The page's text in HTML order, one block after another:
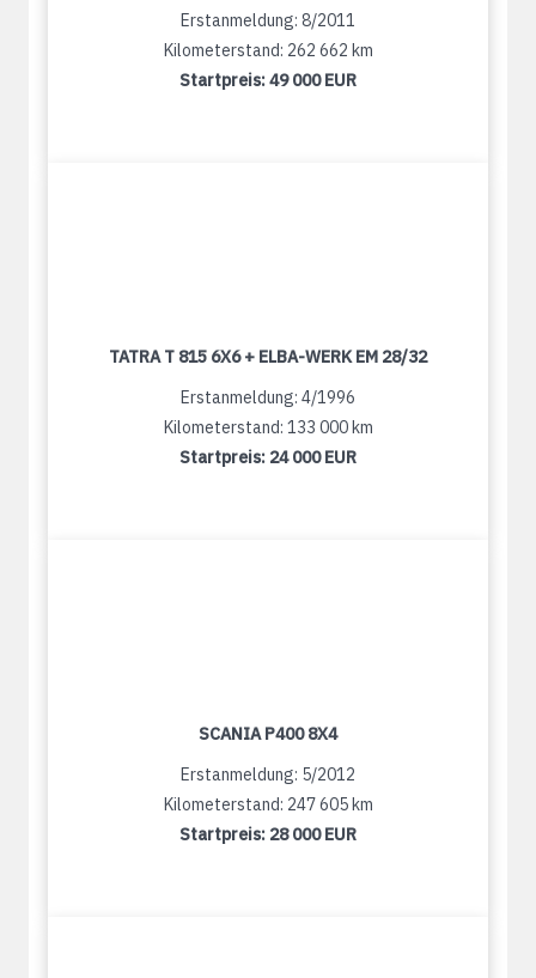
Erstanmeldung: 8/2011
Kilometerstand: 262 662 km
Startpreis:49 000 EUR
TATRA T 815 6X6 + ELBA-WERK EM 28/32
Erstanmeldung: 4/1996
Kilometerstand: 133 000 km
Startpreis: 24 000 EUR
SCANIA P400 8X4
Erstanmeldung: 5/2012
Kilometerstand: 247 605 km
Startpreis: 28 000 EUR